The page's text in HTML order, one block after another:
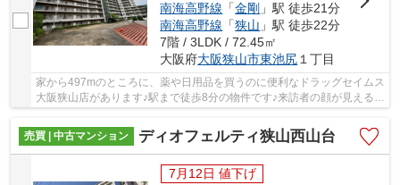
南海高野線 「金剛 」駅 徒歩21分
南海高野線 「狭山 」駅 徒歩22分
7階 / 3LDK / 72.45㎡
大阪府大阪狭山市東池尻 １丁目
家から497mのところに、薬や日用品を買うのに便利なドラッグセイムス
大阪狭山店があります♪駅まで徒歩8分の物件です♪来訪者の顔が見える
売買 | 中古マンション
ディオフェルティ狭山西山台
7月12日 値下げ